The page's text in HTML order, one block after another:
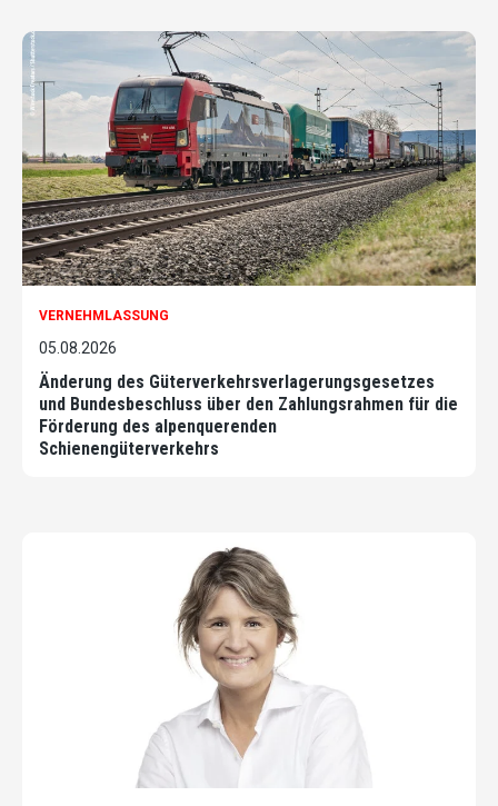
VERNEHMLASSUNG
05.08.2026
Änderung des Güterverkehrsverlagerungsgesetzes
und Bundesbeschluss über den Zahlungsrahmen für die
Förderung des alpenquerenden
Schienengüterverkehrs